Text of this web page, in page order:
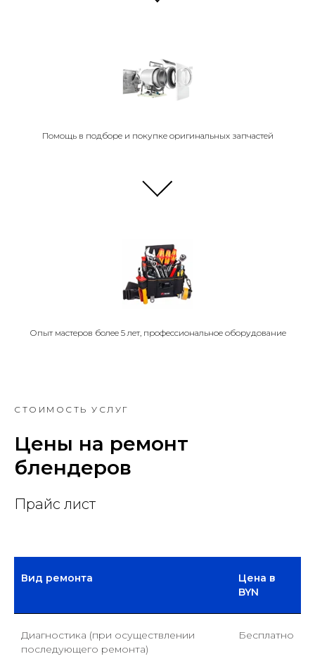
Помощь в подборе и покупке оригинальных запчастей
Опыт мастеров более 5 лет, профессиональное оборудование
СТОИМОСТЬ УСЛУГ
Цены на ремонт
блендеров
Прайс лист
Вид ремонта
Цена в
BYN
Диагностика (при осуществлении
последующего ремонта)
Бесплатно